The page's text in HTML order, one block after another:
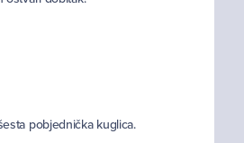
pobjednička kuglica.